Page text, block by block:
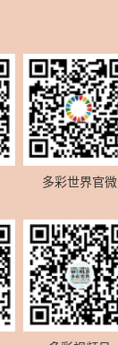
多彩世界官微